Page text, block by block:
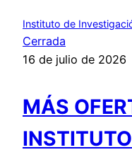
Instituto de
Cerrada
16 de julio de 2026
MÁS